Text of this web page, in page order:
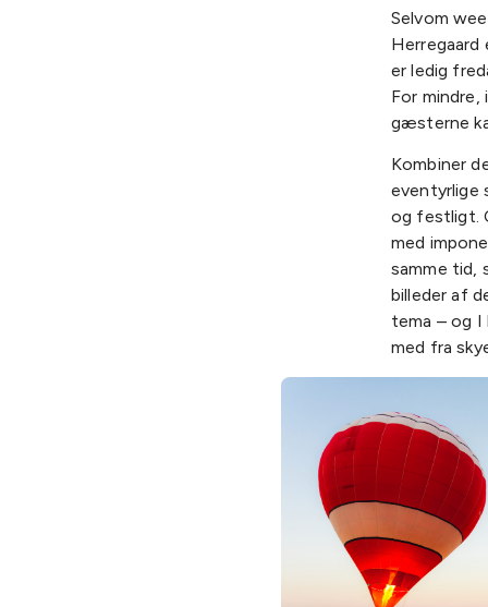
Selvom
Herregaard
er ledig
For
gæsterne
Kombiner
eventyrlige
og festligt.
med
samme tid,
billeder af
tema – og
med fra